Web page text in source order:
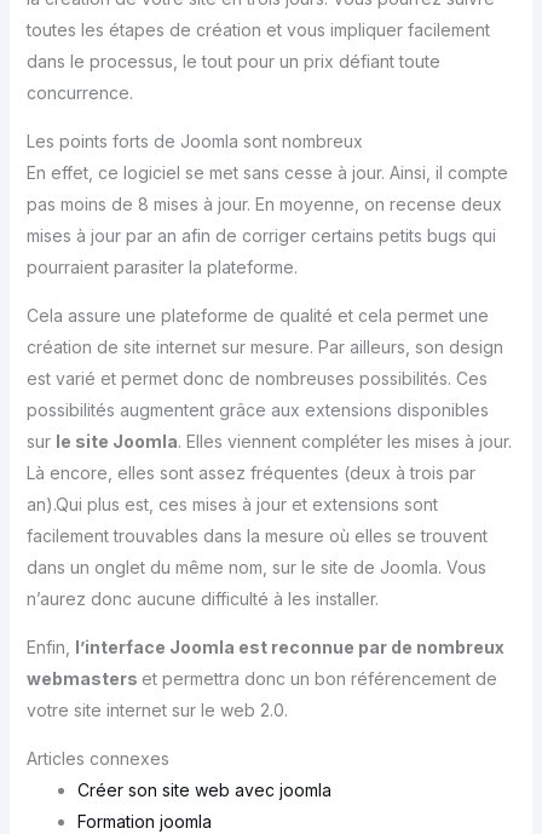
toutes les étapes de création et vous impliquer facilement
dans le processus, le tout pour un prix défiant toute
concurrence.
Les points forts de Joomla sont nombreux
En effet, ce logiciel se met sans cesse à jour. Ainsi, il compte
pas moins de 8 mises à jour. En moyenne, on recense deux
mises à jour par an afin de corriger certains petits bugs qui
pourraient parasiter la plateforme.
Cela assure une plateforme de qualité et cela permet une
création de site internet sur mesure. Par ailleurs, son design
est varié et permet donc de nombreuses possibilités. Ces
possibilités augmentent grâce aux extensions disponibles
sur le site Joomla. Elles viennent compléter les mises à jour.
Là encore, elles sont assez fréquentes (deux à trois par
an).Qui plus est, ces mises à jour et extensions sont
facilement trouvables dans la mesure où elles se trouvent
dans un onglet du même nom, sur le site de Joomla. Vous
n’aurez donc aucune difficulté à les installer.
Enfin, l’interface Joomla est reconnue par de nombreux
webmasters et permettra donc un bon référencement de
votre site internet sur le web 2.0.
Articles connexes
Créer son site web avec joomla
Formation joomla